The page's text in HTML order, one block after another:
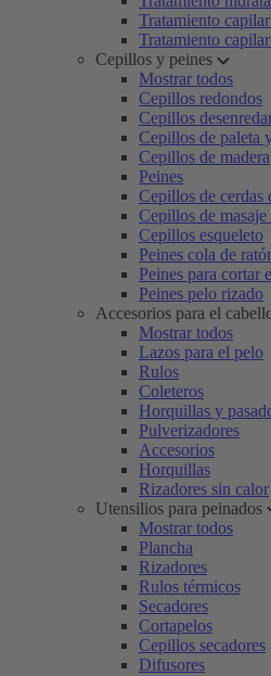
Tratamiento
Tratamiento
Cepillos y peines
Mostrar todos
Cepillos redondos
Cepillos
Cepillos de paleta
Cepillos de madera
Peines
Cepillos de cerdas
Cepillos de masaje
Cepillos esqueleto
Peines cola de
Peines para cortar
Peines pelo rizado
Accesorios para el
Mostrar todos
Lazos para el pelo
Rulos
Coleteros
Horquillas y
Pulverizadores
Accesorios
Horquillas
Rizadores sin calor
Utensilios para peinados
Mostrar todos
Plancha
Rizadores
Rulos térmicos
Secadores
Cortapelos
Cepillos secadores
Difusores